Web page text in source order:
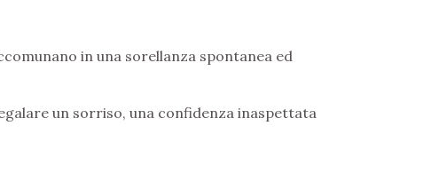
in una sorellanza spontanea ed
un sorriso, una confidenza inaspettata